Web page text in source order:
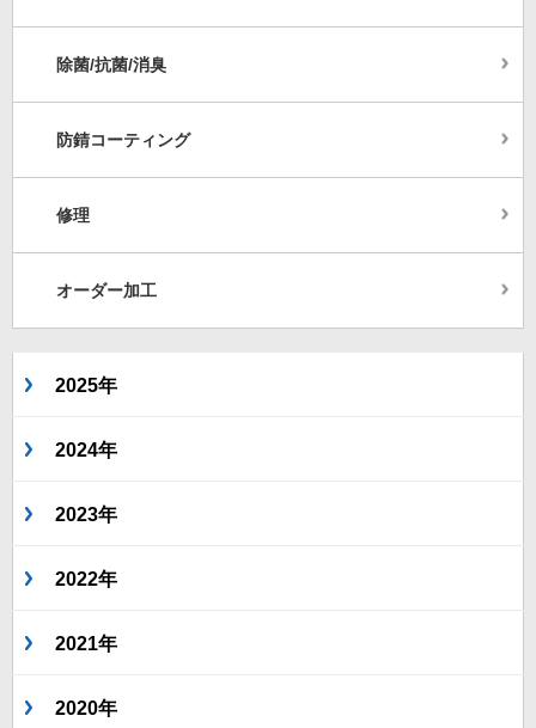
除菌/抗菌/消臭
防錆コーティング
修理
オーダー加工
2025年
2024年
2023年
2022年
2021年
2020年